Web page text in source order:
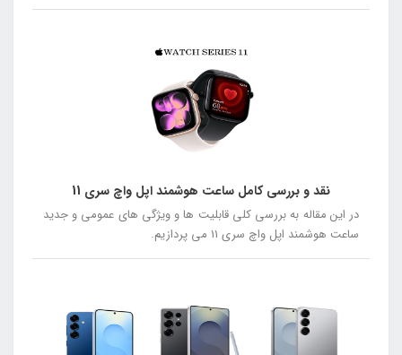
باشید توصیه می کنیم در ادامه این مقاله همراه ما باشید.
نقد و بررسی کامل ساعت هوشمند اپل واچ سری 11
در این مقاله به بررسی کلی قابلیت ها و ویژگی های عمومی و جدید
ساعت هوشمند اپل واچ سری 11 می پردازیم.